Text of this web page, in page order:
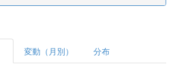
変動（月別） 分布